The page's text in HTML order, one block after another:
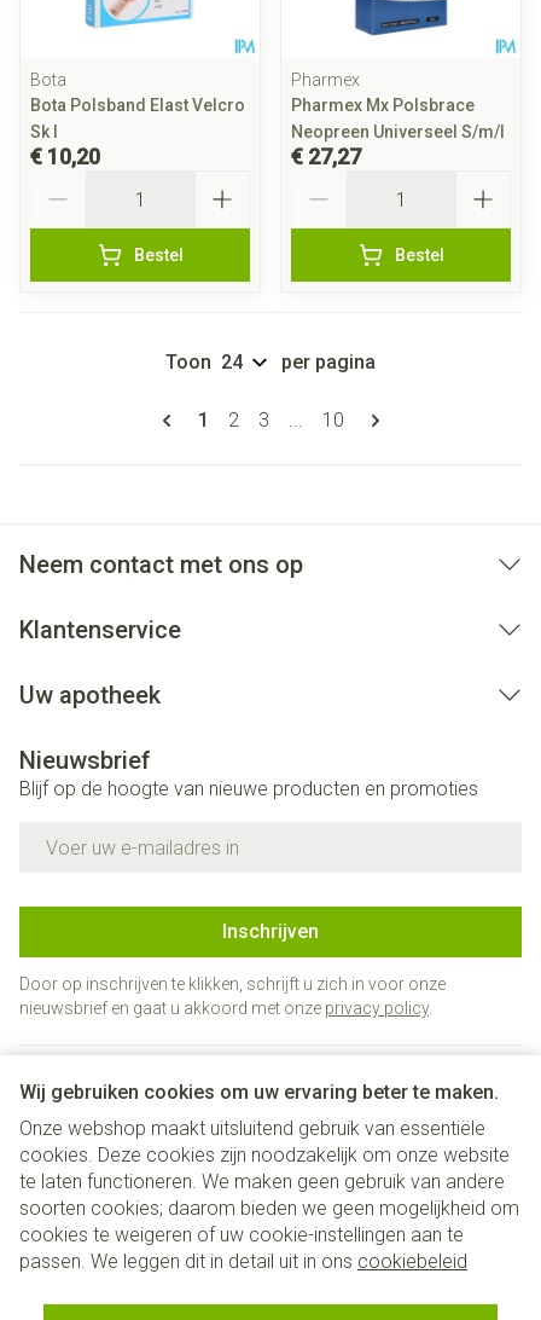
Wij gebruiken cookies om uw ervaring beter te maken.
Onze webshop maakt uitsluitend gebruik van essentiële
cookies. Deze cookies zijn noodzakelijk om onze website
te laten functioneren. We maken geen gebruik van andere
soorten cookies; daarom bieden we geen mogelijkheid om
cookies te weigeren of uw cookie-instellingen aan te
passen. We leggen dit in detail uit in ons cookiebeleid
Bota
Bota Polsband Elast Velcro
Sk l
€ 10,20
Bestel
Pharmex
Pharmex Mx Polsbrace
Neopreen Universeel S/m/l
€ 27,27
Bestel
Pagina's
U lees momenteel pagina
1 Pagina
2 Pagina
3 ... Pagina
10
Toon per pagina
Neem contact met ons op
Klantenservice
Uw apotheek
Nieuwsbrief
Blijf op de hoogte van nieuwe producten en promoties
Inschrijven
Door op inschrijven te klikken, schrijft u zich in voor onze
nieuwsbrief en gaat u akkoord met onze privacy policy.
Juridische links